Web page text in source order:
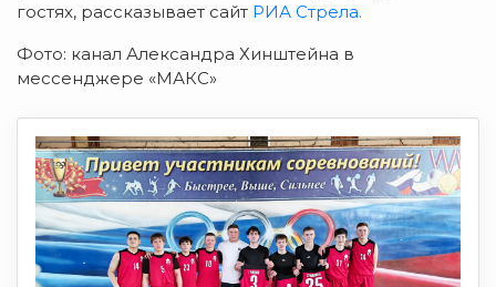
гостях, рассказывает сайт РИА Стрела.
Фото: канал Александра Хинштейна в
мессенджере «МАКС»